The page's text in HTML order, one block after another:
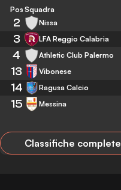
Pos Squadra
2 Nissa
3 LFA Reggio Calabria
4 Athletic Club Palermo
13 Vibonese
14 Ragusa Calcio
15 Messina
Classifiche complete